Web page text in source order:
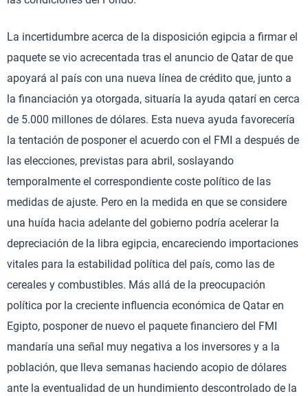
La incertidumbre acerca de la disposición egipcia a firmar el
paquete se vio acrecentada tras el anuncio de Qatar de que
apoyará al país con una nueva línea de crédito que, junto a
la financiación ya otorgada, situaría la ayuda qatarí en cerca
de 5.000 millones de dólares. Esta nueva ayuda favorecería
la tentación de posponer el acuerdo con el FMI a después de
las elecciones, previstas para abril, soslayando
temporalmente el correspondiente coste político de las
medidas de ajuste. Pero en la medida en que se considere
una huída hacia adelante del gobierno podría acelerar la
depreciación de la libra egipcia, encareciendo importaciones
vitales para la estabilidad política del país, como las de
cereales y combustibles. Más allá de la preocupación
política por la creciente influencia económica de Qatar en
Egipto, posponer de nuevo el paquete financiero del FMI
mandaría una señal muy negativa a los inversores y a la
población, que lleva semanas haciendo acopio de dólares
ante la eventualidad de un hundimiento descontrolado de la